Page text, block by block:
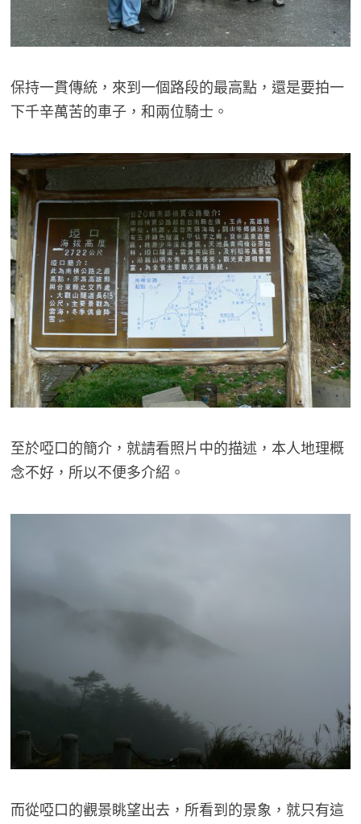
保持一貫傳統，來到一個路段的最高點，還是要拍一
下千辛萬苦的車子，和兩位騎士。
至於啞口的簡介，就請看照片中的描述，本人地理概
念不好，所以不便多介紹。
而從啞口的觀景眺望出去，所看到的景象，就只有這